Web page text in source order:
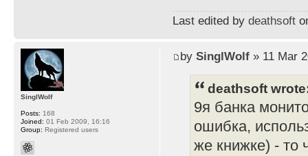
Last edited by deathsoft
by SinglWolf» 11 Mar
deathsoft
9я банка
ошибка,
же книжке) - то
SinglWolf
Posts: 168
Joined: 01 Feb 2009, 16:16
Group: Registered users